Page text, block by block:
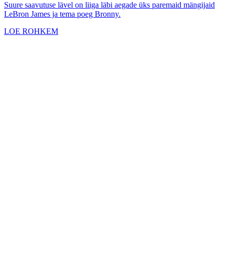
Suure saavutuse lävel on liiga läbi aegade üks paremaid mängijaid
LeBron James ja tema poeg Bronny.
LOE ROHKEM